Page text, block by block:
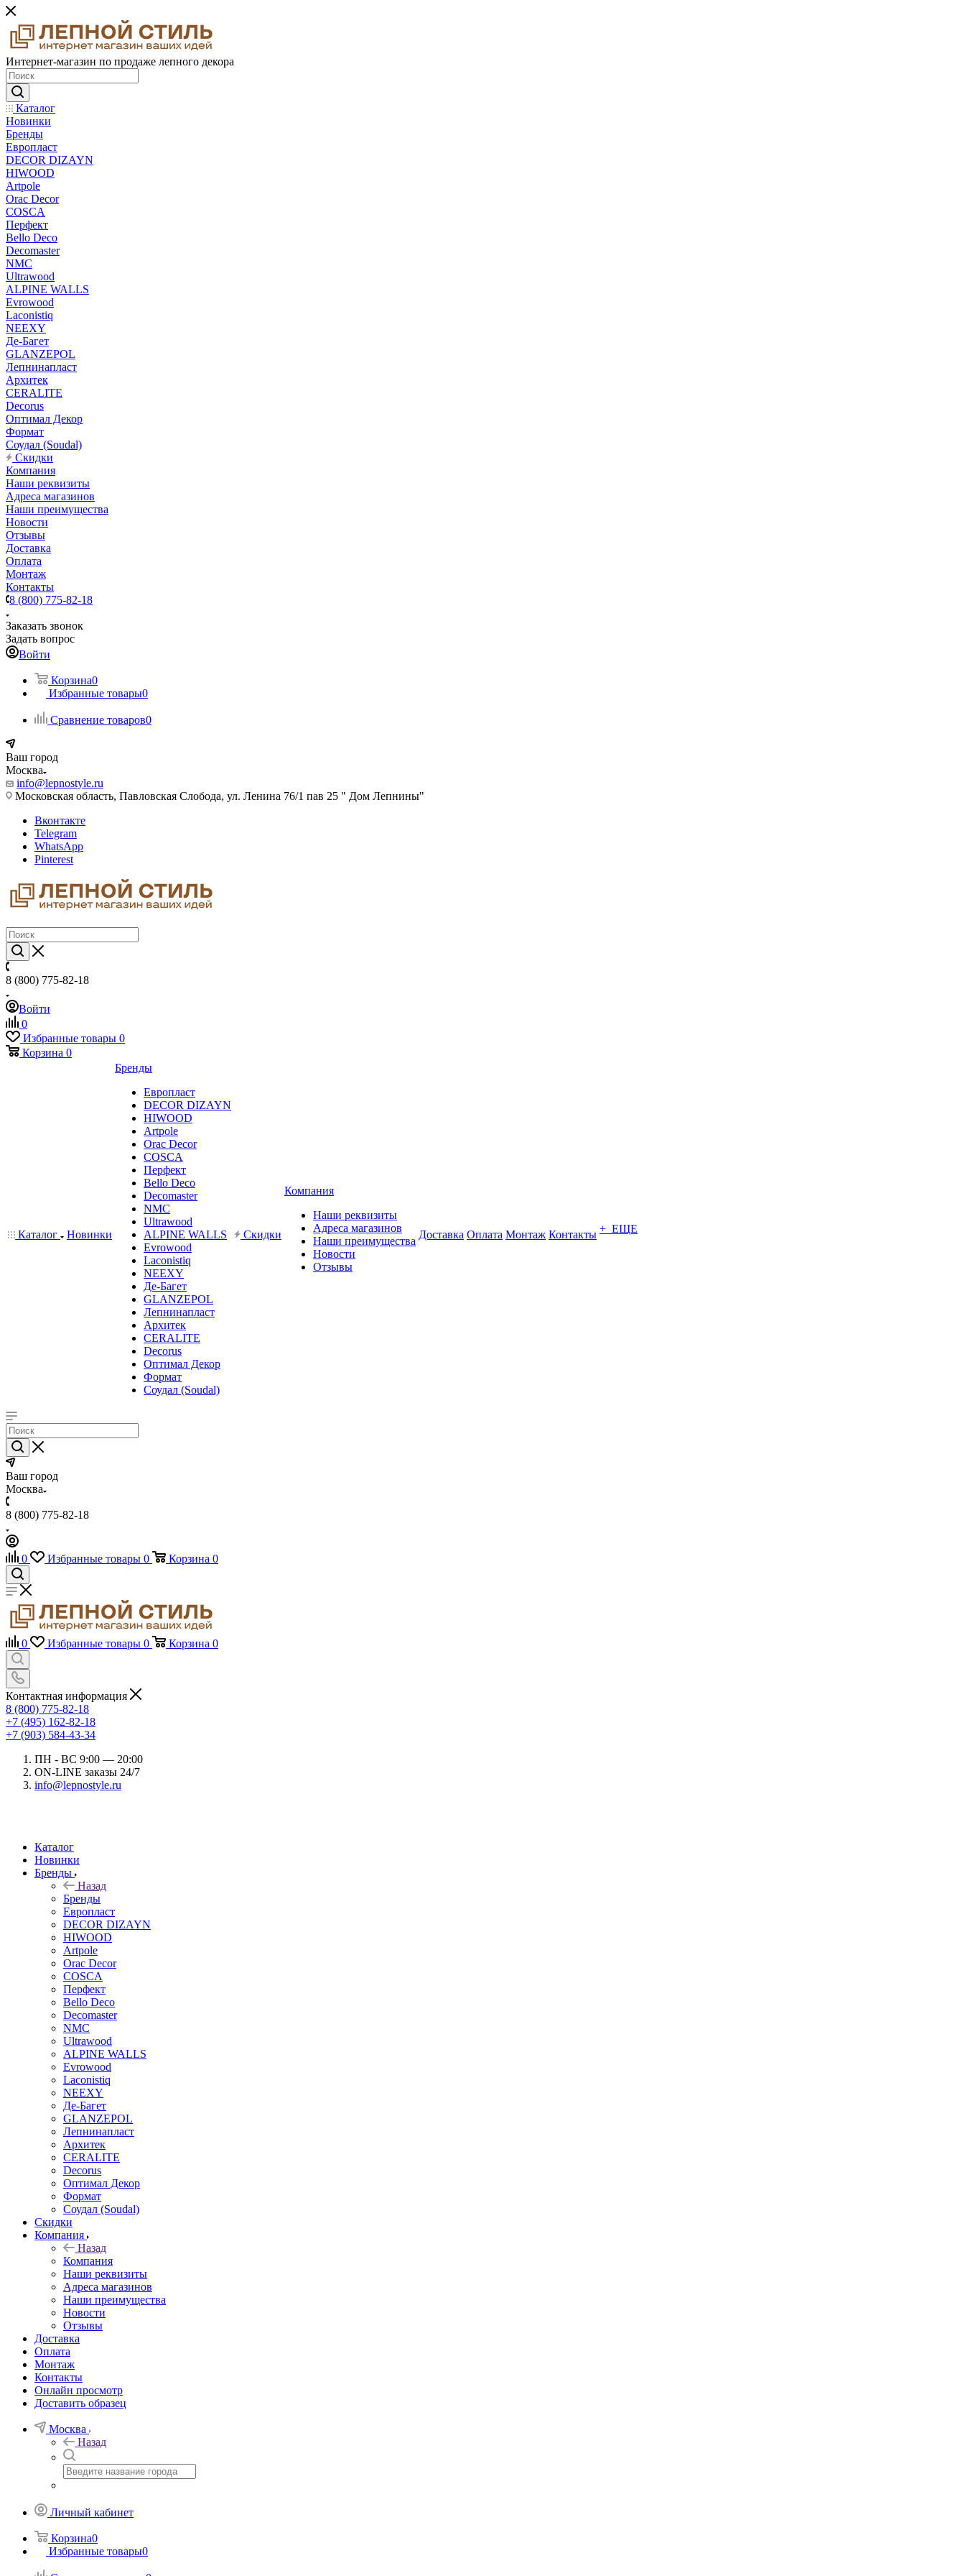
Интернет-магазин по продаже лепного декора
Каталог
Новинки
Бренды
Европласт
DECOR DIZAYN
HIWOOD
Artpole
Orac Decor
COSCA
Перфект
Bello Deco
Decomaster
NMС
Ultrawood
ALPINE WALLS
Evrowood
Laconistiq
NEEXY
Де-Багет
GLANZEPOL
Лепнинапласт
Архитек
CERALITE
Decorus
Оптимал Декор
Формат
Соудал (Soudal)
Скидки
Компания
Наши реквизиты
Адреса магазинов
Наши преимущества
Новости
Отзывы
Доставка
Оплата
Монтаж
Контакты
8 (800) 775-82-18
Заказать звонок
Задать вопрос
Войти
Корзина0
Избранные товары0
Сравнение товаров0
Ваш город
Москва
info@lepnostyle.ru
Московская область, Павловская Слобода, ул. Ленина 76/1 пав 25 " Дом Лепнины"
Вконтакте
Telegram
WhatsApp
Pinterest
8 (800) 775-82-18
Войти
0
Избранные товары 0
Корзина 0
Каталог Новинки
Бренды
Европласт
DECOR DIZAYN
HIWOOD
Artpole
Orac Decor
COSCA
Перфект
Bello Deco
Decomaster
NMС
Ultrawood
ALPINE WALLS
Evrowood
Laconistiq
NEEXY
Де-Багет
GLANZEPOL
Лепнинапласт
Архитек
CERALITE
Decorus
Оптимал Декор
Формат
Соудал (Soudal)
Скидки
Компания
Наши реквизиты
Адреса магазинов
Наши преимущества
Новости
Отзывы
Доставка Оплата Монтаж Контакты + ЕЩЕ
Ваш город
Москва
8 (800) 775-82-18
0 Избранные товары 0 Корзина 0
0 Избранные товары 0 Корзина 0
Контактная информация
8 (800) 775-82-18
+7 (495) 162-82-18
+7 (903) 584-43-34
ПН - ВС 9:00 — 20:00
ON-LINE заказы 24/7
info@lepnostyle.ru
Каталог
Новинки
Бренды
Назад
Бренды
Европласт
DECOR DIZAYN
HIWOOD
Artpole
Orac Decor
COSCA
Перфект
Bello Deco
Decomaster
NMС
Ultrawood
ALPINE WALLS
Evrowood
Laconistiq
NEEXY
Де-Багет
GLANZEPOL
Лепнинапласт
Архитек
CERALITE
Decorus
Оптимал Декор
Формат
Соудал (Soudal)
Скидки
Компания
Назад
Компания
Наши реквизиты
Адреса магазинов
Наши преимущества
Новости
Отзывы
Доставка
Оплата
Монтаж
Контакты
Онлайн просмотр
Доставить образец
Москва
Назад
Личный кабинет
Корзина0
Избранные товары0